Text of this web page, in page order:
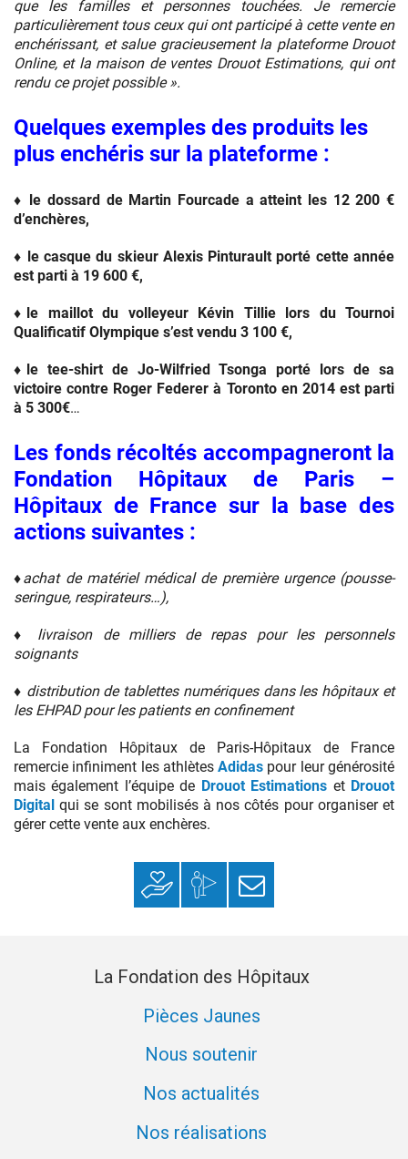
que les familles et personnes touchées. Je remercie
particulièrement tous ceux qui ont participé à cette vente en
enchérissant, et salue gracieusement la plateforme Drouot
Online, et la maison de ventes Drouot Estimations, qui ont
rendu ce projet possible ».
Quelques exemples des produits les
plus enchéris sur la plateforme :
♦ le dossard de Martin Fourcade a atteint les 12 200 €
d’enchères,
♦ le casque du skieur Alexis Pinturault porté cette année
est parti à 19 600 €,
♦le maillot du volleyeur Kévin Tillie lors du Tournoi
Qualificatif Olympique s’est vendu 3 100 €,
♦le tee-shirt de Jo-Wilfried Tsonga porté lors de sa
victoire contre Roger Federer à Toronto en 2014 est parti
à 5 300€…
Les fonds récoltés accompagneront la
Fondation Hôpitaux de Paris –
Hôpitaux de France sur la base des
actions suivantes :
♦achat de matériel médical de première urgence (pousse-
seringue, respirateurs…),
♦ livraison de milliers de repas pour les personnels
soignants
♦ distribution de tablettes numériques dans les hôpitaux et
les EHPAD pour les patients en confinement
La Fondation Hôpitaux de Paris-Hôpitaux de France
remercie infiniment les athlètesAdidas pour leur générosité
mais également l’équipe de Drouot Estimations et Drouot
Digital qui se sont mobilisés à nos côtés pour organiser et
gérer cette vente aux enchères.
Faire un donMon espace
donateur
S’inscrire à la
newsletter
La Fondation des Hôpitaux
Pièces Jaunes
Nous soutenir
Nos actualités
Nos réalisations